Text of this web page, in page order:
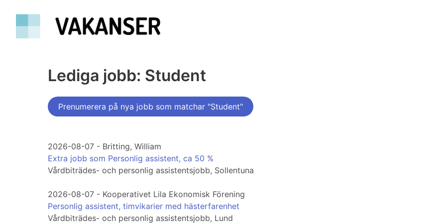
Lediga jobb: Student
Prenumerera på nya jobb som matchar "Student"
2026-08-07 - Britting, William
Extra jobb som Personlig assistent, ca 50 %
Vårdbiträdes- och personlig assistentsjobb, Sollentuna
2026-08-07 - Kooperativet Lila Ekonomisk Förening
Personlig assistent, timvikarier med hästerfarenhet
Vårdbiträdes- och personlig assistentsjobb, Lund